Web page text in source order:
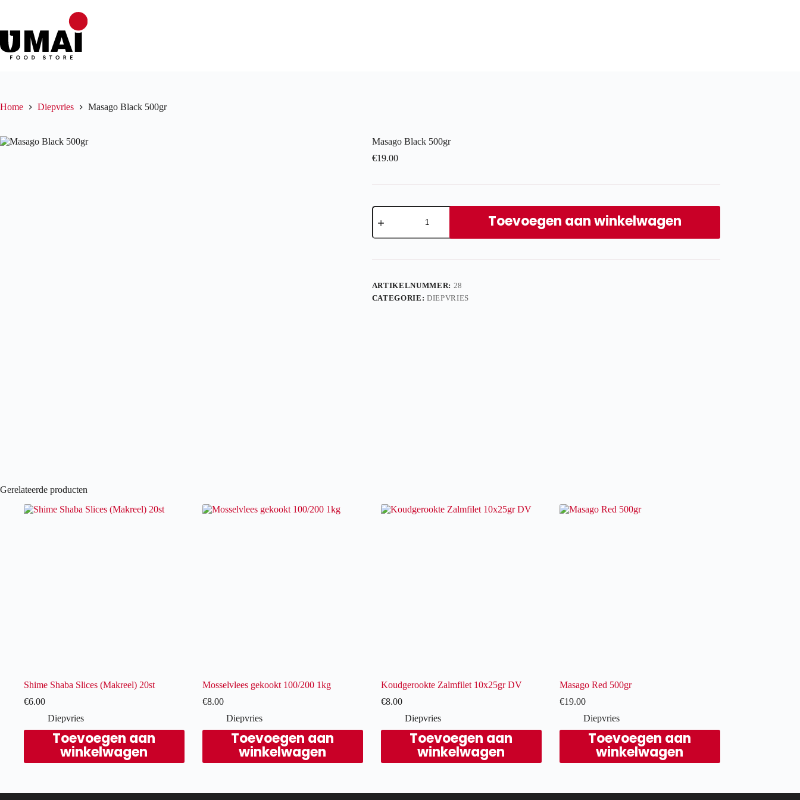
inhoud
Home Diepvries Masago Black 500gr
Masago Black 500gr
€19.00
Masago
Black
aantal
Toevoegen aan winkelwagen
ARTIKELNUMMER: 28
CATEGORIE: DIEPVRIES
Gerelateerde producten
Shime Shaba Slices (Makreel) 20st
€6.00
Diepvries
Toevoegen aan
winkelwagen
Mosselvlees gekookt 100/200 1kg
€8.00
Diepvries
Toevoegen aan
winkelwagen
Koudgerookte Zalmfilet 10x25gr DV
€8.00
Diepvries
Toevoegen aan
winkelwagen
Masago Red 500gr
€19.00
Diepvries
Toevoegen aan
winkelwagen